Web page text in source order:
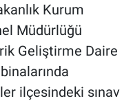
Kurum
Müdürlüğü
Geliştirme Daire
ilçesindeki sınav